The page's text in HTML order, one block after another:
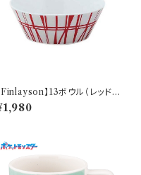
Finlayson】13ボウル（レッド）
コロナ】